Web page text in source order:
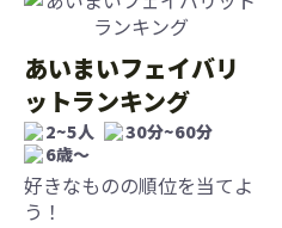
あいまいフェイバリ
ットランキング
2~5人
30分~60分
6歳〜
好きなものの順位を当てよ
う！